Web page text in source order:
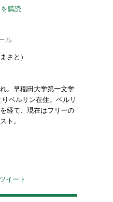
購読
ル
さと）
。早稲田大学第一文学
ベルリン在住。ベルリ
経て、現在はフリーの
ト。
イート